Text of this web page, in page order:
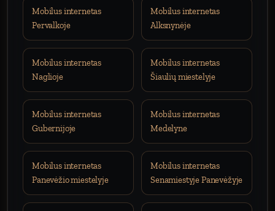
Mobilus internetas
Pervalkoje
Mobilus internetas
Alksnynėje
Mobilus internetas
Naglioje
Mobilus internetas
Šiaulių miestelyje
Mobilus internetas
Gubernijoje
Mobilus internetas
Medelyne
Mobilus internetas
Panevėžio miestelyje
Mobilus internetas
Senamiestyje Panevėžyje